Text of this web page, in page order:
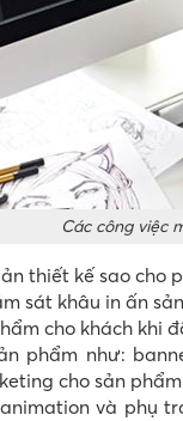
Các công việc
thiết kế sao cho
sát khâu in ấn
cho khách khi
phẩm như:
cho sản
và phụ